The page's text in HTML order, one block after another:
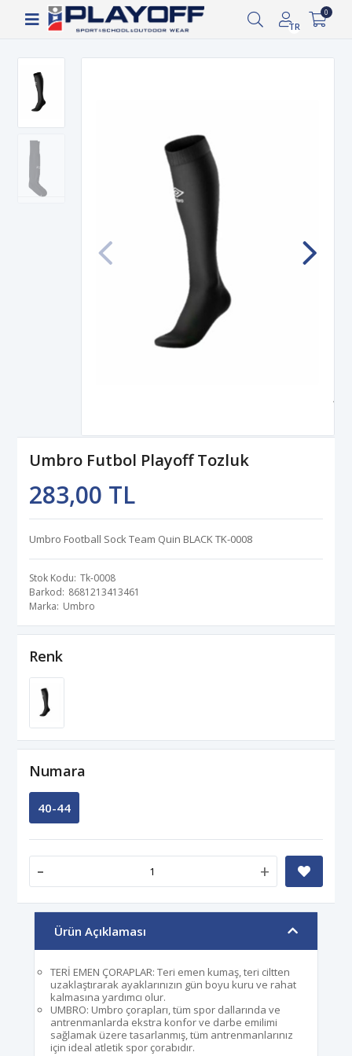
Siparişin 2-8 iş günü arasında kargoya verilecektir.
TR
0
Umbro Futbol Playoff Tozluk
283,00 TL
Umbro Football Sock Team Quin BLACK TK-0008
Stok Kodu Tk-0008
Barkod 8681213413461
Marka Umbro
Renk
Numara
40-44
- +
Ürün Açıklaması
TERİ EMEN ÇORAPLAR: Teri emen kumaş, teri ciltten
uzaklaştırarak ayaklarınızın gün boyu kuru ve rahat
kalmasına yardımcı olur.
UMBRO: Umbro çorapları, tüm spor dallarında ve
antrenmanlarda ekstra konfor ve darbe emilimi
sağlamak üzere tasarlanmış, tüm antrenmanlarınız
için ideal atletik spor çorabıdır.